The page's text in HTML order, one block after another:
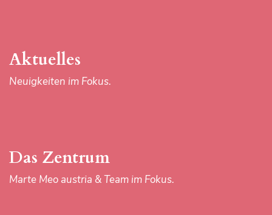
Du & Wir im Fokus.
Materialien im Fokus.
Aktuelles
Neuigkeiten im Fokus.
Das Zentrum
Marte Meo austria & Team im Fokus.